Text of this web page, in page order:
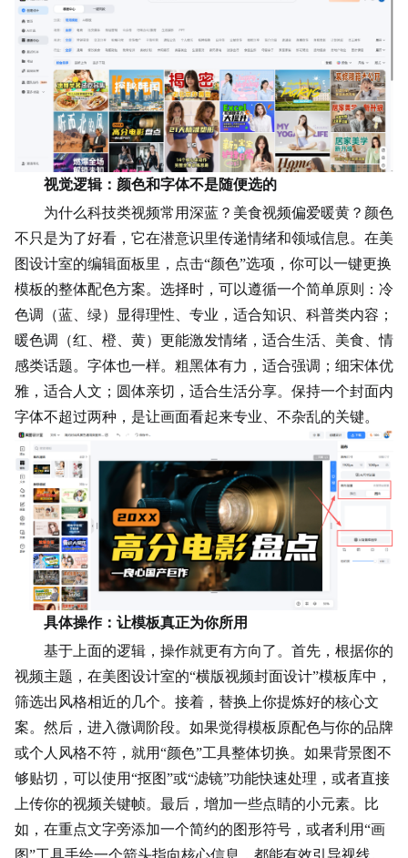
视觉逻辑：颜色和字体不是随便选的
为什么科技类视频常用深蓝？美食视频偏爱暖黄？颜色
不只是为了好看，它在潜意识里传递情绪和领域信息。在美
图设计室的编辑面板里，点击“颜色”选项，你可以一键更换
模板的整体配色方案。选择时，可以遵循一个简单原则：冷
色调（蓝、绿）显得理性、专业，适合知识、科普类内容；
暖色调（红、橙、黄）更能激发情绪，适合生活、美食、情
感类话题。字体也一样。粗黑体有力，适合强调；细宋体优
雅，适合人文；圆体亲切，适合生活分享。保持一个封面内
字体不超过两种，是让画面看起来专业、不杂乱的关键。
具体操作：让模板真正为你所用
基于上面的逻辑，操作就更有方向了。首先，根据你的
视频主题，在美图设计室的“横版视频封面设计”模板库中，
筛选出风格相近的几个。接着，替换上你提炼好的核心文
案。然后，进入微调阶段。如果觉得模板原配色与你的品牌
或个人风格不符，就用“颜色”工具整体切换。如果背景图不
够贴切，可以使用“抠图”或“滤镜”功能快速处理，或者直接
上传你的视频关键帧。最后，增加一些点睛的小元素。比
如，在重点文字旁添加一个简约的图形符号，或者利用“画
图”工具手绘一个箭头指向核心信息，都能有效引导视线。